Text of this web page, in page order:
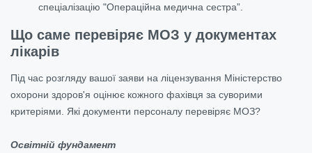
спеціалізацію "Операційна медична сестра”.
Що саме перевіряє МОЗ у документах
лікарів
Під час розгляду вашої заяви на ліцензування Міністерство
охорони здоров'я оцінює кожного фахівця за суворими
критеріями. Які документи персоналу перевіряє МОЗ?
Освітній фундамент